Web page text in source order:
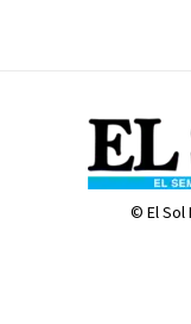
© El Sol